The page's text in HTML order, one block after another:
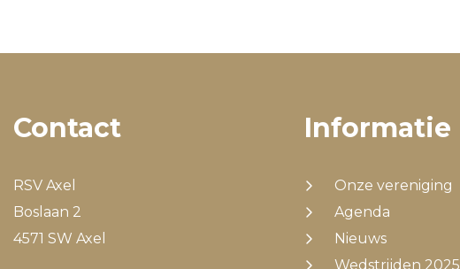
Contact
RSV Axel
Boslaan 2
4571 SW Axel
Informatie
Onze vereniging
Agenda
Nieuws
Wedstrijden 2025